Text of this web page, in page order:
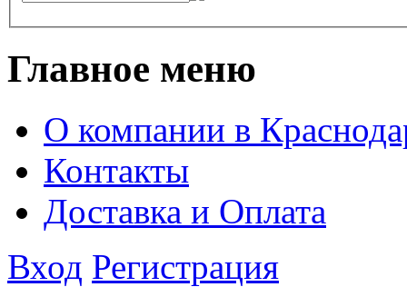
Главное меню
О компании в
Контакты
Доставка и Оплата
Вход Регистрация